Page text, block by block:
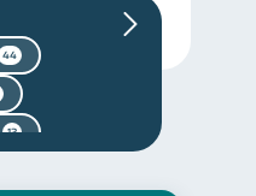
44
13